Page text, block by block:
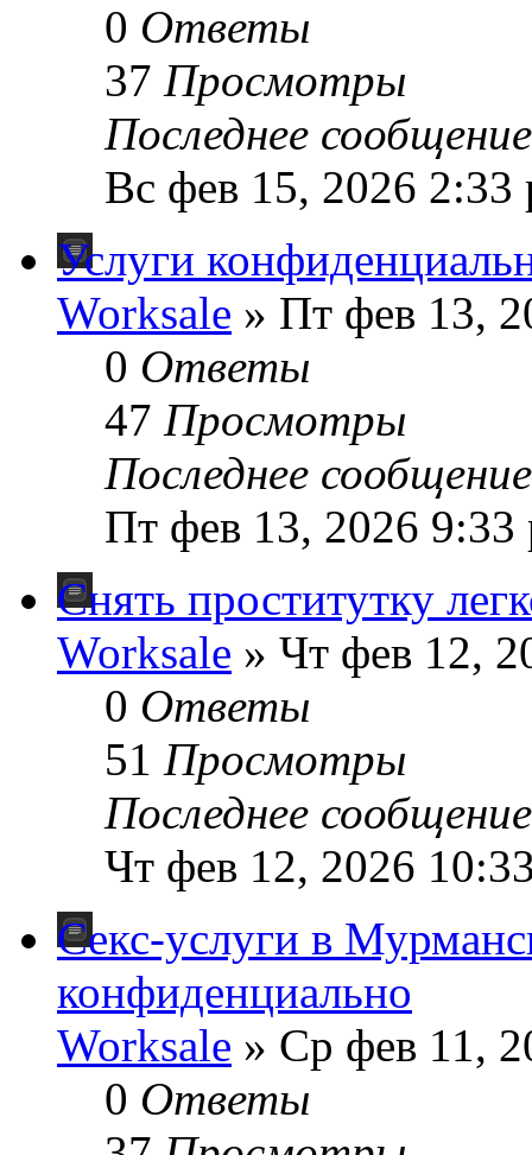
0 Ответы
37 Просмотры
Последнее
Вс фев 15, 2026 2:33
Услуги
Worksale » Пт фев 13,
0 Ответы
47 Просмотры
Последнее
Пт фев 13, 2026 9:33
Снять проститутку
Worksale » Чт фев 12,
0 Ответы
51 Просмотры
Последнее
Чт фев 12, 2026
Секс-услуги в
конфиденциально
Worksale » Ср фев 11,
0 Ответы